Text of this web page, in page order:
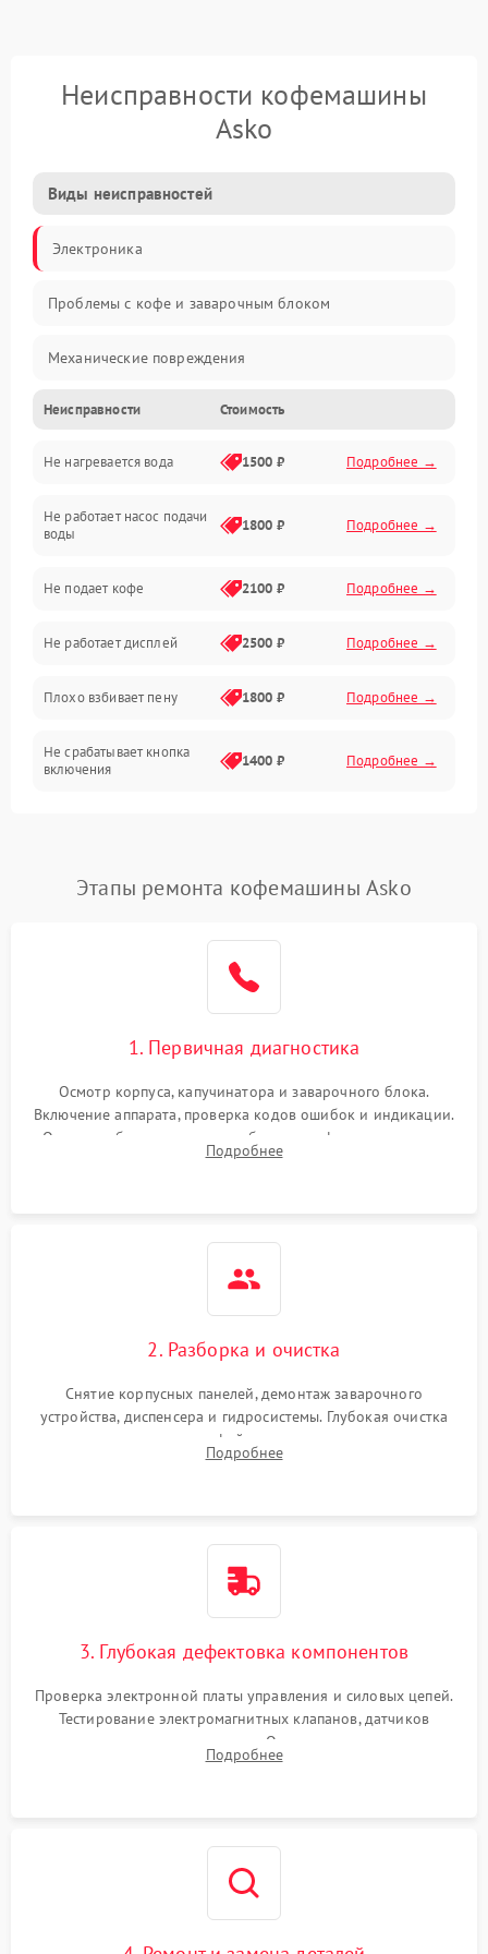
Неисправности кофемашины
Asko
Виды неисправностей
Электроника
Проблемы с кофе и заварочным блоком
Механические повреждения
Прочие неисправности
Включение и работа
Проблемы с водой
Неисправности Стоимость
Не нагревается вода 1500 ₽ Подробнее →
Не работает насос подачи
воды
1800 ₽ Подробнее →
Не подает кофе 2100 ₽ Подробнее →
Не работает дисплей 2500 ₽ Подробнее →
Плохо взбивает пену 1800 ₽ Подробнее →
Не срабатывает кнопка
включения
1400 ₽ Подробнее →
Постоянные сбои в работе 1500 ₽ Подробнее →
Этапы ремонта кофемашины Asko
1. Первичная диагностика
Осмотр корпуса, капучинатора и заварочного блока.
Включение аппарата, проверка кодов ошибок и индикации.
Оценка работы помпы, термоблока и кофемолки на слух.
Измерение температуры и давления воды для выявления
Подробнее
2. Разборка и очистка
Снятие корпусных панелей, демонтаж заварочного
устройства, диспенсера и гидросистемы. Глубокая очистка
внутренних узлов от кофейных масел, жмыха и накипи.
Промывка дренажных каналов и фильтров с использованием
Подробнее
3. Глубокая дефектовка компонентов
Проверка электронной платы управления и силовых цепей.
Тестирование электромагнитных клапанов, датчиков
температуры и расходомера. Оценка степени износа
жерновов кофемолки, уплотнительных колец гидросистемы
Подробнее